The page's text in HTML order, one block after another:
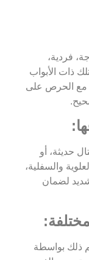
فردية،
ذات الأبواب
مع الحرص على
حديثة، أو
والسفلية،
لضمان
ذلك بواسطة